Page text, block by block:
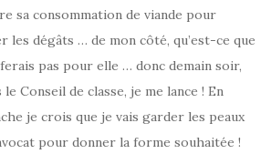
sa consommation de viande pour
les dégâts … de mon côté, qu’est-ce que
pas pour elle … donc demain soir,
le Conseil de classe, je me lance ! En
je crois que je vais garder les peaux
pour donner la forme souhaitée !